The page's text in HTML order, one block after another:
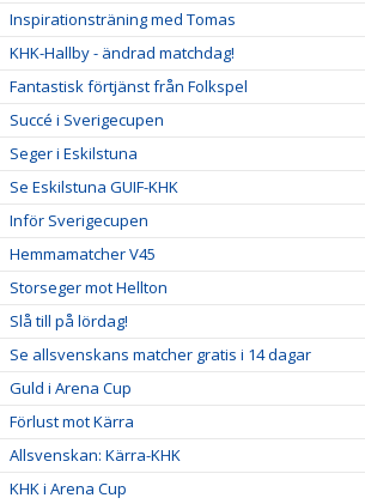
Inspirationsträning med Tomas
KHK-Hallby - ändrad matchdag!
Fantastisk förtjänst från Folkspel
Succé i Sverigecupen
Seger i Eskilstuna
Se Eskilstuna GUIF-KHK
Inför Sverigecupen
Hemmamatcher V45
Storseger mot Hellton
Slå till på lördag!
Se allsvenskans matcher gratis i 14 dagar
Guld i Arena Cup
Förlust mot Kärra
Allsvenskan: Kärra-KHK
KHK i Arena Cup